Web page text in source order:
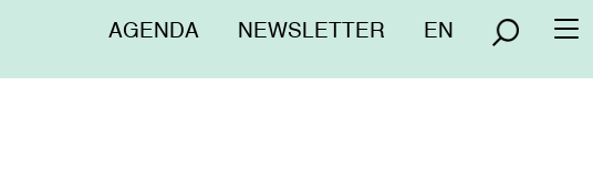
Menú
AGENDA NEWSLETTER EN